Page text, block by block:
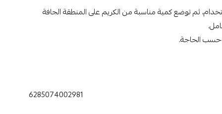
ثم توضع كمية مناسبة من الكريم على المنطقة الجافة
حسب الحاجة.
6285074002981